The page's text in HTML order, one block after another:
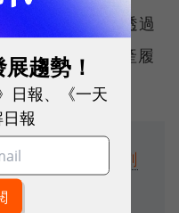
的 500 倍，並透過
建構完整生產履
台積電一起飛！劉
加快擴廠腳步
趨勢！
日報、《一天
報